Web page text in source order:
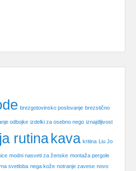
brezgotovinsko poslovanje brezstično
odbojke izdelki za osebno nego iznajdljivost
rutinakava kritina Liu Jo
modni nasveti za ženske montaža pergole
svetloba nega kože notranje zavese novo